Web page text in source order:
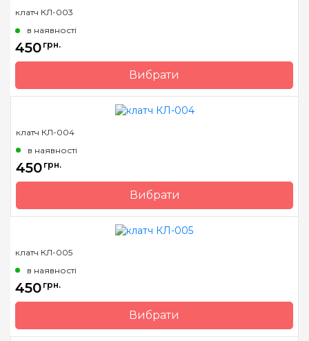
клатч КЛ-003
в наявності
450 грн.
Вибрати
Бренд
Барвиста Вишиванка
клатч КЛ-004
в наявності
450 грн.
Вибрати
Бренд
Барвиста Вишиванка
клатч КЛ-005
в наявності
450 грн.
Вибрати
Бренд
Барвиста Вишиванка